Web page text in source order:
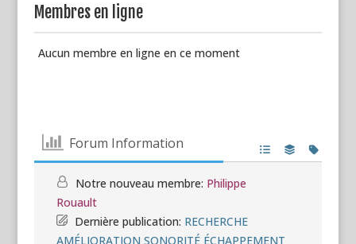
Membres en ligne
Aucun membre en ligne en ce moment
Forum Information
Notre nouveau membre: Philippe
Rouault
Dernière publication: RECHERCHE
AMÉLIORATION SONORITÉ ÉCHAPPEMENT